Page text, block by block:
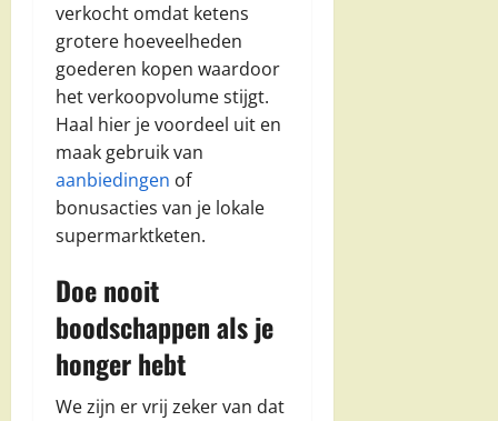
verkocht omdat ketens
grotere hoeveelheden
goederen kopen waardoor
het verkoopvolume stijgt.
Haal hier je voordeel uit en
maak gebruik van
aanbiedingen of
bonusacties van je lokale
supermarktketen.
Doe nooit
boodschappen als je
honger hebt
We zijn er vrij zeker van dat